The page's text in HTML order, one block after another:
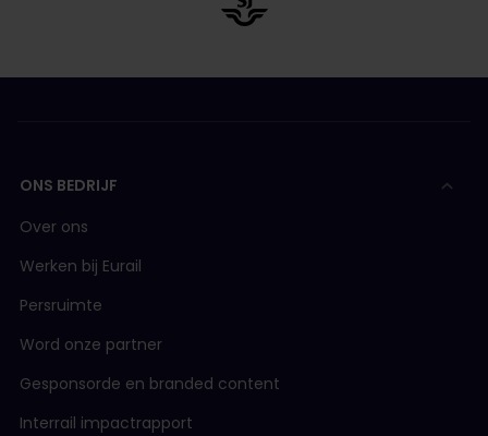
ONS BEDRIJF
Over ons
Werken bij Eurail
Persruimte
Word onze partner
Gesponsorde en branded content
Interrail impactrapport